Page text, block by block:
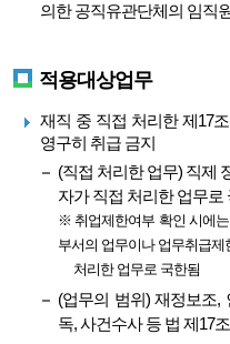
의한 공직유관단체의 임직
적용대상업무
재직 중 직접 처리한 제17
영구히 취급 금지
(직접 처리한 업무) 직제
자가 직접 처리한 업무로
※ 취업제한여부 확인 시에
부서의 업무이나 업무취급제
처리한 업무로 국한됨
(업무의 범위) 재정보조,
독, 사건수사 등 법 제17